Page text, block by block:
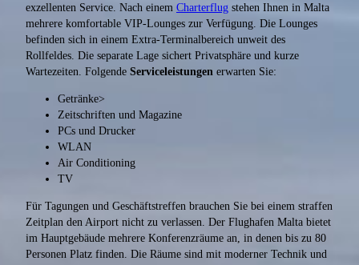
exzellenten Service. Nach einem Charterflug stehen Ihnen in Malta
mehrere komfortable VIP-Lounges zur Verfügung. Die Lounges
befinden sich in einem Extra-Terminalbereich unweit des
Rollfeldes. Die separate Lage sichert Privatsphäre und kurze
Wartezeiten. Folgende Serviceleistungen erwarten Sie:
Getränke>
Zeitschriften und Magazine
PCs und Drucker
WLAN
Air Conditioning
TV
Für Tagungen und Geschäftstreffen brauchen Sie bei einem straffen
Zeitplan den Airport nicht zu verlassen. Der Flughafen Malta bietet
im Hauptgebäude mehrere Konferenzräume an, in denen bis zu 80
Personen Platz finden. Die Räume sind mit moderner Technik und